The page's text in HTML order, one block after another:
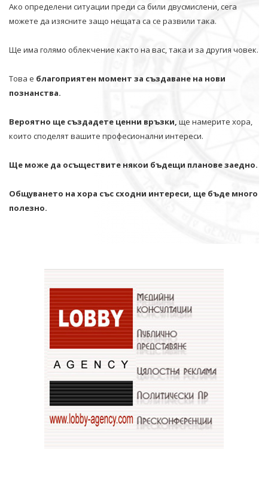
Ако определени ситуации преди са били двусмислени, сега
можете да изясните защо нещата са се развили така.
Ще има голямо облекчение както на вас, така и за другия човек.
Това е благоприятен момент за създаване на нови
познанства.
Вероятно ще създадете ценни връзки, ще намерите хора,
които споделят вашите професионални интереси.
Ще може да осъществите някои бъдещи планове заедно.
Общуването на хора със сходни интереси, ще бъде много
полезно.